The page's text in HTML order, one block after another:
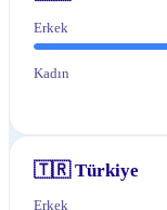
Erkek
Kadın
🇹🇷 Türkiye
Erkek